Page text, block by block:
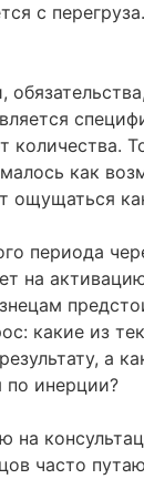
с
количества.
как
ощущаться
периода
на
какие из
а
инерции?
на
часто